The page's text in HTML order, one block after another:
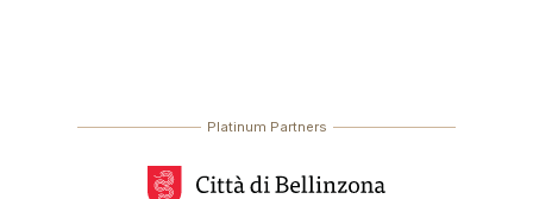
Platinum Partners